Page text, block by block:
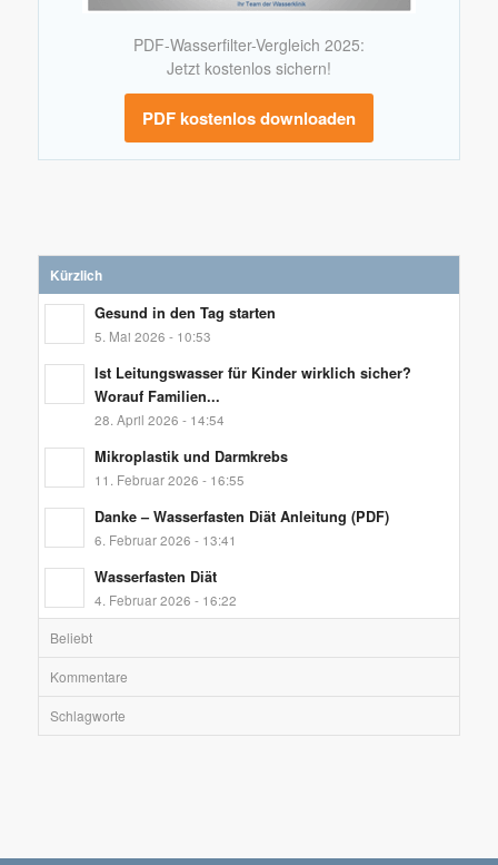
PDF-Wasserfilter-Vergleich 2025:
Jetzt kostenlos sichern!
PDF kostenlos downloaden
Kürzlich
Gesund in den Tag starten
5. Mai 2026 - 10:53
Ist Leitungswasser für Kinder wirklich sicher?
Worauf Familien...
28. April 2026 - 14:54
Mikroplastik und Darmkrebs
11. Februar 2026 - 16:55
Danke – Wasserfasten Diät Anleitung (PDF)
6. Februar 2026 - 13:41
Wasserfasten Diät
4. Februar 2026 - 16:22
Beliebt
Kommentare
Schlagworte